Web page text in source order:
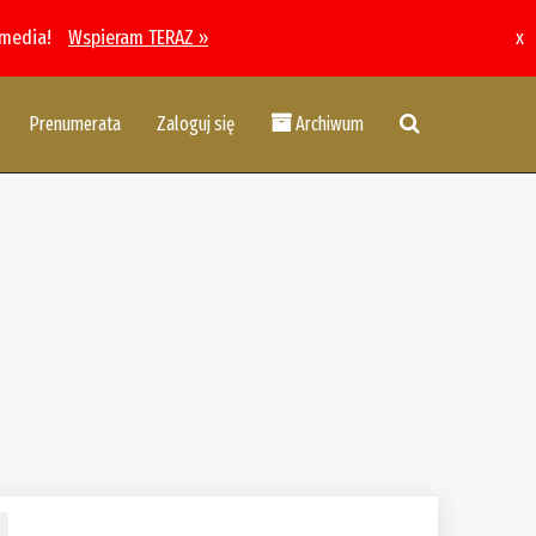
Wspieram TERAZ » x
Prenumerata Zaloguj się Archiwum